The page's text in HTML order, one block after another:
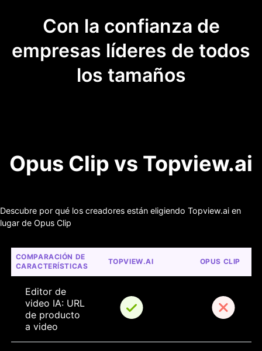
Con la confianza de
empresas líderes de todos
los tamaños
Opus Clip vs Topview.ai
Descubre por qué los creadores están eligiendo Topview.ai en
lugar de Opus Clip
COMPARACIÓN DE
CARACTERÍSTICAS
TOPVIEW.AI OPUS CLIP
Editor de
video IA: URL
de producto
a video